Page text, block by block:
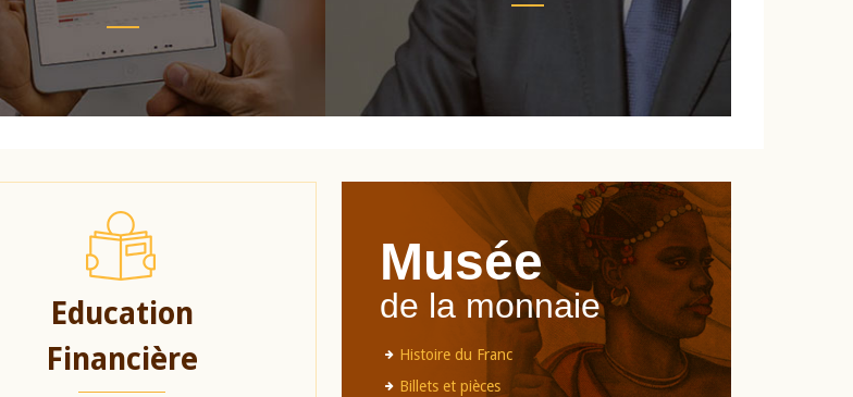
Education
Financière
Musée
de la monnaie
Histoire du Franc
Billets et pièces